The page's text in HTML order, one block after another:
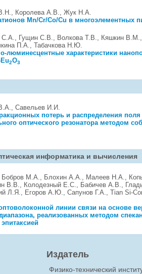
Королева А.В., Жук Н.А.
Mn/Cr/Co/Cu в многоэлементных
С.А., Гущин С.В., Волкова Т.В., Кяшкин
П.А., Табачкова Н.Ю.
люминесцентные характеристики
2O3
Савельев И.И.
потерь и распределения
оптического резонатора методом
информатика и вычисления
М.А., Блохин А.А., Малеев Н.А.,
В.В., Колодезный Е.С., Бабичев А.В.,
Л.Я., Егоров А.Ю., Сапунов Г.А., Tian Si-
линии связи на основе
реализованных методом
Издатель
Физико-технический